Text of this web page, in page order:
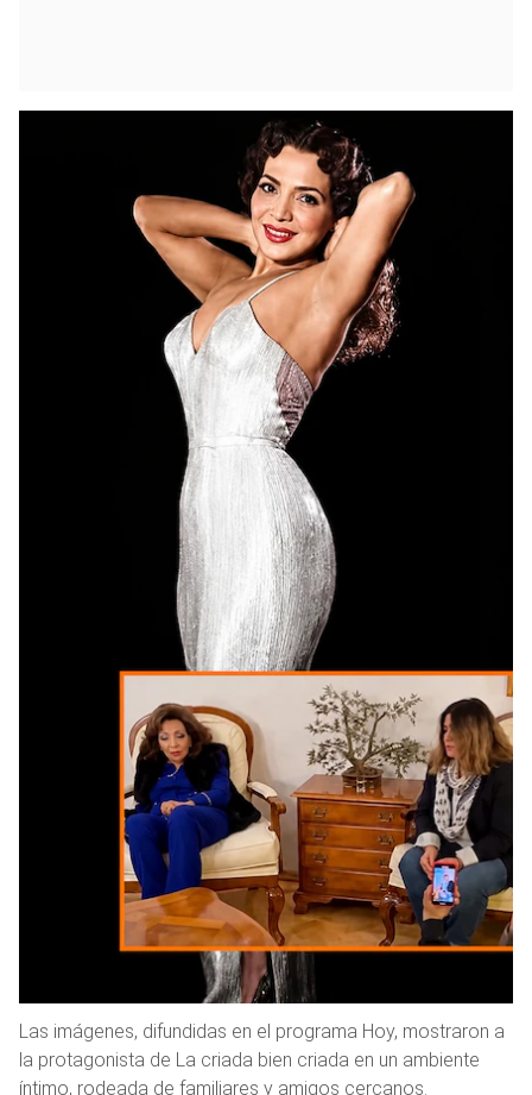
Las imágenes, difundidas en el programa Hoy, mostraron a
la protagonista de La criada bien criada en un ambiente
íntimo, rodeada de familiares y amigos cercanos.